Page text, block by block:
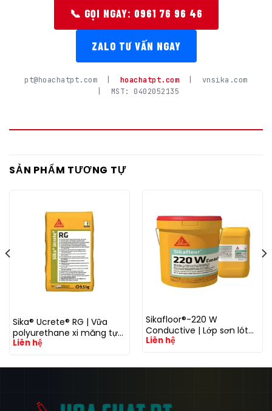
📞 GỌI NGAY: 0961 76 96 46
ZALO TƯ VẤN NGAY
pt@hoachatpt.com | hoachatpt.com| vnsika.com
| MST: 0402052135
SẢN PHẨM TƯƠNG TỰ
Sika® Ucrete® RG | Vữa
polyurethane xi măng tự
san phẳng chịu hóa chất
công nghiệp
Liên hệ
Sikafloor®-220 W
Conductive | Lớp sơn lót
epoxy dẫn điện cho hệ sàn
Liên hệ